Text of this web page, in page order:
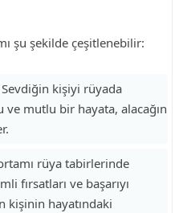
şu şekilde çeşitlenebilir:
kişiyi rüyada
mutlu bir hayata, alacağın
rüya tabirlerinde
fırsatları ve başarıyı
kişinin hayatındaki